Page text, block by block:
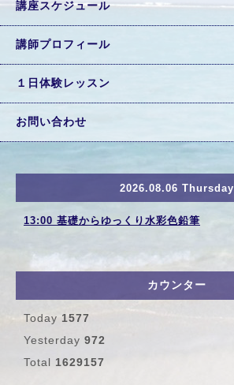
講座スケジュール
講師プロフィール
１日体験レッスン
お問い合わせ
2026.08.06 Thursday
13:00 基礎からゆっくり水彩色鉛筆
カウンター
Today 1577
Yesterday 972
Total 1629157